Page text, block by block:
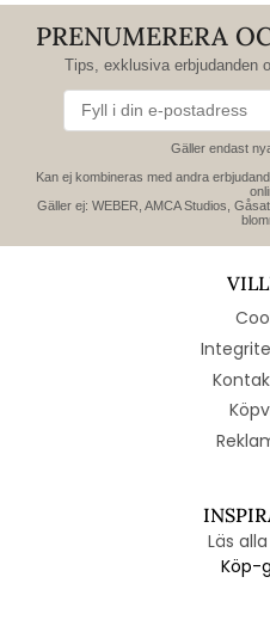
PRENUMERERA
Tips, exklusiva erbjudanden
Gäller endast
Kan ej kombineras med andra
Gäller ej: WEBER, AMCA Studios,
Läs
Köp-